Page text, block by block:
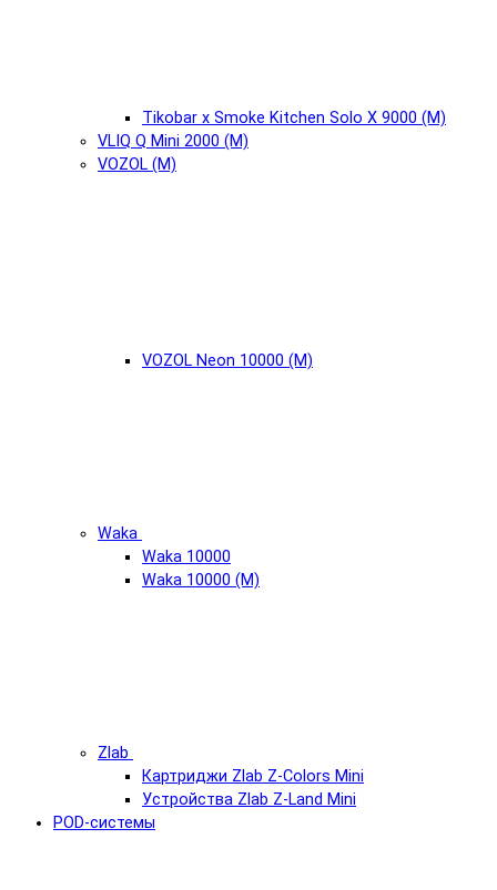
Tikobar x Smoke Kitchen Solo X 9000 (М)
VLIQ Q Mini 2000 (М)
VOZOL (М)
VOZOL Neon 10000 (М)
Waka
Waka 10000
Waka 10000 (М)
Zlab
Картриджи Zlab Z-Colors Mini
Устройства Zlab Z-Land Mini
POD-системы